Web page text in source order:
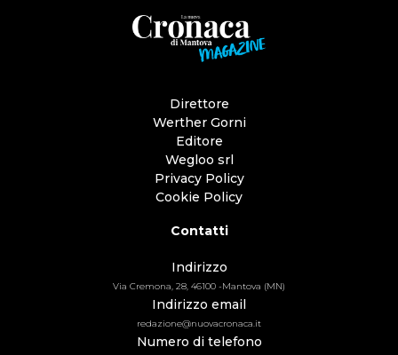
Direttore
Werther Gorni
Editore
Wegloo srl
Privacy Policy
Cookie Policy
Contatti
Indirizzo
Via Cremona, 28, 46100 -Mantova (MN)
Indirizzo email
redazione@nuovacronaca.it
Numero di telefono